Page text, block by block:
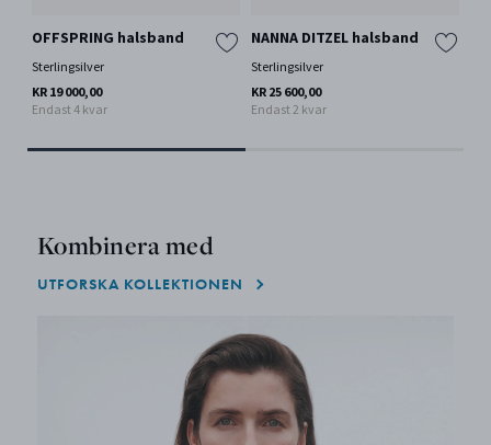
OFFSPRING halsband
Sterlingsilver
KR 19 000,00
Endast 4 kvar
NANNA DITZEL halsband
Sterlingsilver
KR 25 600,00
Endast 2 kvar
Kombinera med
UTFORSKA KOLLEKTIONEN